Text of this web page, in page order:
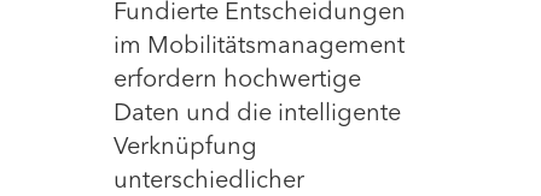
Fundierte Entscheidungen
im Mobilitätsmanagement
erfordern hochwertige
Daten und die intelligente
Verknüpfung
unterschiedlicher